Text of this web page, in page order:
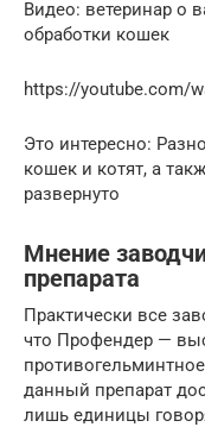
Видео: ветеринар о
обработки кошек
https://youtube.com/
Это интересно:
кошек и котят, а
развернуто
Мнение
препарата
Практически все
что Профендер —
данный препарат
лишь единицы